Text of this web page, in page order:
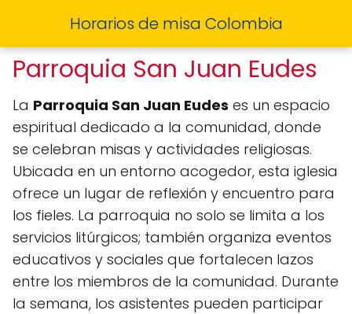
Horarios de misa Colombia
Parroquia San Juan Eudes
La Parroquia San Juan Eudes es un espacio
espiritual dedicado a la comunidad, donde
se celebran misas y actividades religiosas.
Ubicada en un entorno acogedor, esta iglesia
ofrece un lugar de reflexión y encuentro para
los fieles. La parroquia no solo se limita a los
servicios litúrgicos; también organiza eventos
educativos y sociales que fortalecen lazos
entre los miembros de la comunidad. Durante
la semana, los asistentes pueden participar